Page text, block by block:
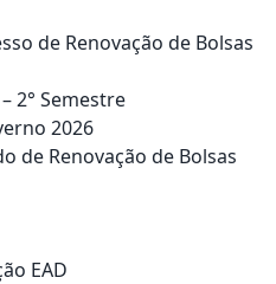
de Renovação de Bolsas
2° Semestre
2026
de Renovação de Bolsas
EAD